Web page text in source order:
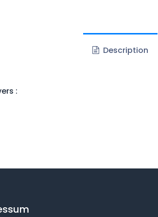
Description
: